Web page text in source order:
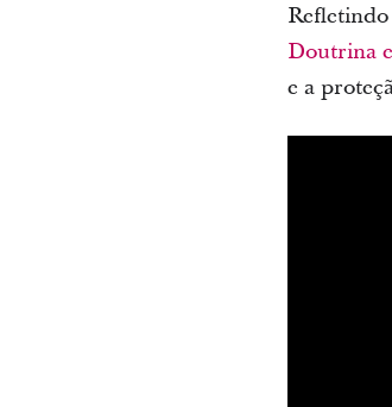
Doutrina
e a